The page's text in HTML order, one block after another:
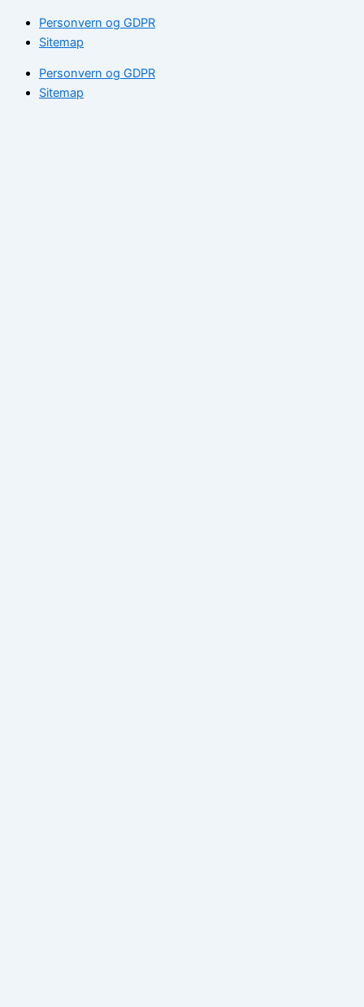
Personvern og GDPR
Sitemap
Personvern og GDPR
Sitemap